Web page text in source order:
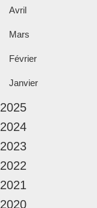
Avril
Mars
Février
Janvier
2025
2024
2023
2022
2021
2020